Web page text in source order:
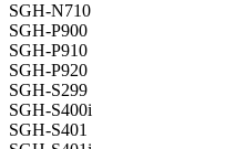
SGH-N710
SGH-P900
SGH-P910
SGH-P920
SGH-S299
SGH-S400i
SGH-S401